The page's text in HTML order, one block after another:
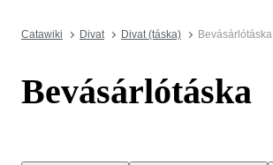
Catawiki Divat Divat (táska) Bevásárlótáska
Bevásárlótáska